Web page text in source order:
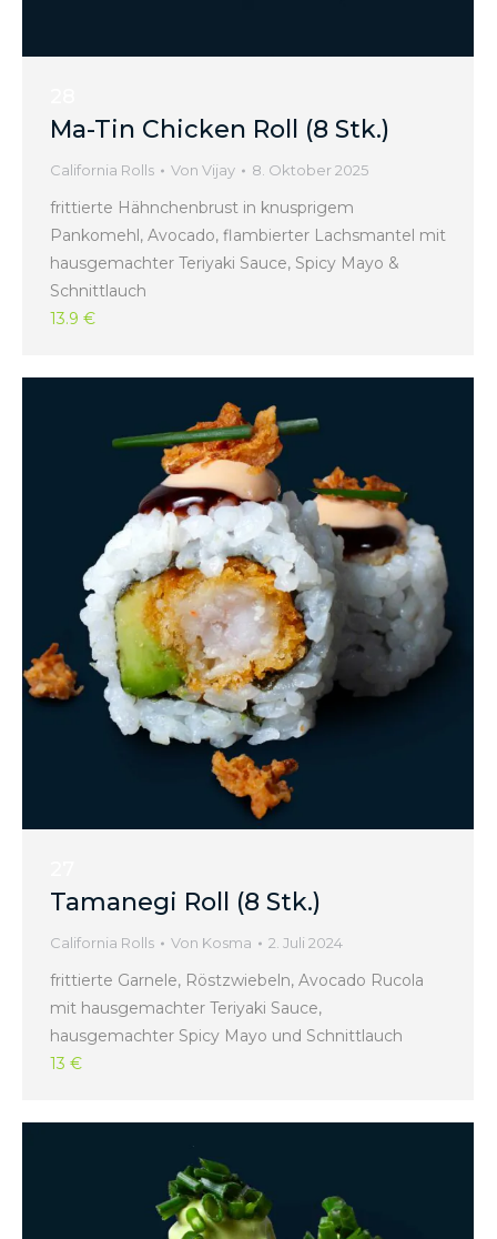
Ma-Tin Chicken Roll (8 Stk.)
California Rolls Von Vijay 8. Oktober 2025
frittierte Hähnchenbrust in knusprigem
Pankomehl, Avocado, flambierter Lachsmantel mit
hausgemachter Teriyaki Sauce, Spicy Mayo &
Schnittlauch
13.9 €
Tamanegi Roll (8 Stk.)
California Rolls Von Kosma 2. Juli 2024
frittierte Garnele, Röstzwiebeln, Avocado Rucola
mit hausgemachter Teriyaki Sauce,
hausgemachter Spicy Mayo und Schnittlauch
13 €